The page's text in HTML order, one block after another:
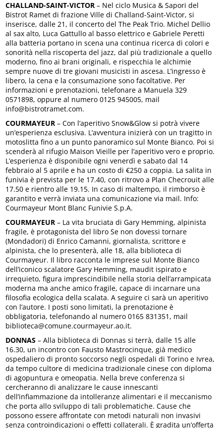
CHALLAND-SAINT-VICTOR – Nel ciclo Musica & Sapori del
Bistrot Ramet di frazione Ville di Challand-Saint-Victor, si
inserisce, dalle 21, il concerto del The Peak Trio. Michel Dellio
al sax alto, Luca Gattullo al basso elettrico e Gabriele Peretti
alla batteria portano in scena una continua ricerca di colori e
sonorità nella riscoperta del jazz, dal più tradizionale a quello
moderno, fino ai brani originali, e rispecchia le alchimie
sempre nuove di tre giovani musicisti in ascesa. L’ingresso è
libero, la cena e la consumazione sono facoltative. Per
informazioni e prenotazioni, telefonare a Manuela 329
0571898, oppure al numero 0125 945005, mail
info@bistrotramet.com.
COURMAYEUR – Con l’aperitivo Snow&Glow si potrà vivere
un’esperienza esclusiva. L’avventura inizierà con un tragitto in
motoslitta fino a un punto panoramico sul Monte Bianco. Poi si
scenderà al rifugio Maison Vieille per l’aperitivo vero e proprio.
L’esperienza è disponibile ogni venerdì e sabato dal 14
febbraio al 5 aprile e ha un costo di €250 a coppia. La salita in
funivia è prevista per le 17.40, con ritrovo a Plan Checrouit alle
17.50 e rientro alle 19.15. In caso di maltempo, il rimborso è
garantito e verrà inviata una comunicazione via mail. Info:
Courmayeur Mont Blanc Funivie S.p.A.
COURMAYEUR – La vita bruciata di Gary Hemming, alpinista
fragile, è protagonista del libro Se non dovessi tornare
(Mondadori) di Enrico Camanni, giornalista, scrittore e
alpinista, che lo presenterà, alle 18, alla biblioteca di
Courmayeur. Il libro racconta le imprese sul Monte Bianco
dell’iconico scalatore Gary Hemming, maudit ispirato e
irrequieto, figura imprescindibile nella storia dell’arrampicata
moderna ma anche amico fragile, capace di incarnare una
filosofia ecologica della scalata. A seguire ci sarà un aperitivo
con l’autore. I posti sono limitati, la prenotazione è
obbligatoria, telefonando al numero 0165 831351, mail
biblioteca@comune.courmayeur.ao.it.
DONNAS – Alla biblioteca di Donnas si terrà, dalle 15 alle
16.30, un incontro con Fausto Mastrocinque, già medico
ospedaliero di pronto soccorso negli ospedali di Torino e Ivrea,
da tempo cultore di medicina tradizionale cinese con diploma
di agopuntura e omeopatia. Nella breve conferenza si
cercheranno di analizzare le cause innescanti
dell’infiammazione da intolleranze alimentari e il meccanismo
che porta allo sviluppo di tali problematiche. Cause che
possono essere affrontate con metodi naturali non invasivi
senza controindicazioni o effetti collaterali. È gradita un’offerta